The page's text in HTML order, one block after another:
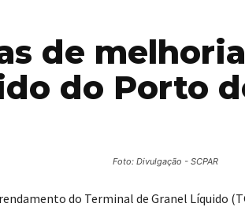
de
do Porto
Foto: Divulgação - SCPAR
do Terminal de Granel Líquido